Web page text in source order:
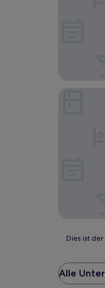
Dies
der
niedrigste
Preis
Dies ist
Alle